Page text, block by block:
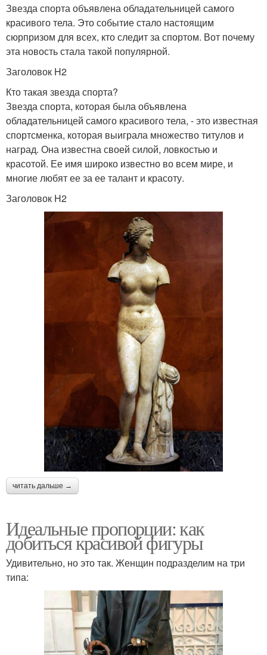
Звезда спорта объявлена обладательницей самого
красивого тела. Это событие стало настоящим
сюрпризом для всех, кто следит за спортом. Вот почему
эта новость стала такой популярной.
Заголовок H2
Кто такая звезда спорта?
Звезда спорта, которая была объявлена
обладательницей самого красивого тела, - это известная
спортсменка, которая выиграла множество титулов и
наград. Она известна своей силой, ловкостью и
красотой. Ее имя широко известно во всем мире, и
многие любят ее за ее талант и красоту.
Заголовок H2
читать дальше →
Идеальные пропорции: как
добиться красивой фигуры
Удивительно, но это так. Женщин подразделим на три
типа: